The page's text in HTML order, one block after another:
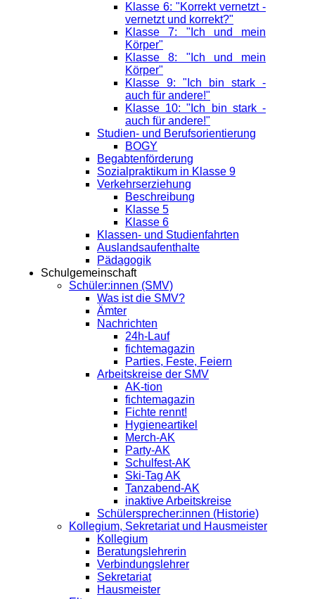
Klasse 6: "Korrekt vernetzt -
vernetzt und korrekt?"
Klasse 7: "Ich und mein
Körper"
Klasse 8: "Ich und mein
Körper"
Klasse 9: "Ich bin stark -
auch für andere!"
Klasse 10: "Ich bin stark -
auch für andere!"
Studien- und Berufsorientierung
BOGY
Begabtenförderung
Sozialpraktikum in Klasse 9
Verkehrserziehung
Beschreibung
Klasse 5
Klasse 6
Klassen- und Studienfahrten
Auslandsaufenthalte
Pädagogik
Schulgemeinschaft
Schüler:innen (SMV)
Was ist die SMV?
Ämter
Nachrichten
24h-Lauf
fichtemagazin
Parties, Feste, Feiern
Arbeitskreise der SMV
AK-tion
fichtemagazin
Fichte rennt!
Hygieneartikel
Merch-AK
Party-AK
Schulfest-AK
Ski-Tag AK
Tanzabend-AK
inaktive Arbeitskreise
Schülersprecher:innen (Historie)
Kollegium, Sekretariat und Hausmeister
Kollegium
Beratungslehrerin
Verbindungslehrer
Sekretariat
Hausmeister